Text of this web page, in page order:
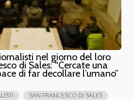
nel giorno del loro
di Sales: “Cercate una
di far decollare l’umano”
SAN FRANCESCO DI SALES